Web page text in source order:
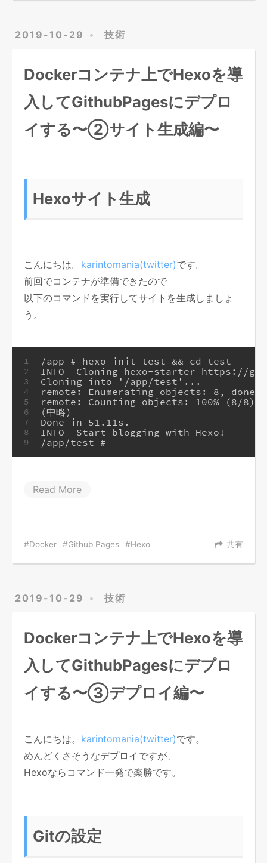
2019-10-29 技術
Dockerコンテナ上でHexoを導
入してGithubPagesにデプロ
イする〜②サイト生成編〜
Hexoサイト生成
こんにちは。 karintomania(twitter)です。
前回でコンテナが準備できたので
以下のコマンドを実行してサイトを生成しましょ
う。
1
2
3
4
5
6
7
8
9
/app # hexo init test && cd test
INFO  Cloning hexo-starter https://
Cloning into '/app/test'...
remote: Enumerating objects: 8, done.
remote: Counting objects: 100% (8/8),
(中略)
Done in 51.11s.
INFO  Start blogging with Hexo!
/app/test #
Read More
共有
Docker Github Pages Hexo
2019-10-29 技術
Dockerコンテナ上でHexoを導
入してGithubPagesにデプロ
イする〜③デプロイ編〜
こんにちは。 karintomania(twitter)です。
めんどくさそうなデプロイですが、
Hexoならコマンド一発で楽勝です。
Gitの設定